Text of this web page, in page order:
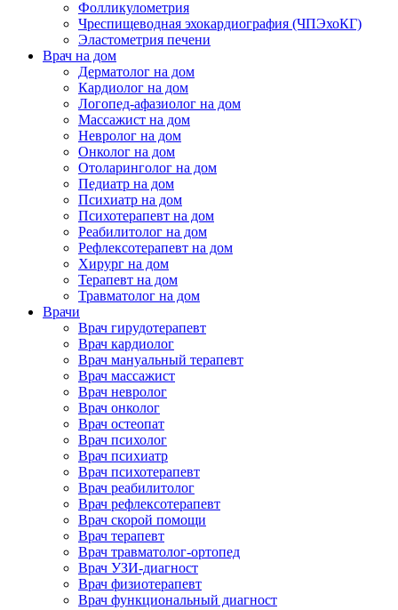
Фолликулометрия
Чреспищеводная эхокардиография (ЧПЭхоКГ)
Эластометрия печени
Врач на дом
Дерматолог на дом
Кардиолог на дом
Логопед-афазиолог на дом
Массажист на дом
Невролог на дом
Онколог на дом
Отоларинголог на дом
Педиатр на дом
Психиатр на дом
Психотерапевт на дом
Реабилитолог на дом
Рефлексотерапевт на дом
Хирург на дом
Терапевт на дом
Травматолог на дом
Врачи
Врач гирудотерапевт
Врач кардиолог
Врач мануальный терапевт
Врач массажист
Врач невролог
Врач онколог
Врач остеопат
Врач психолог
Врач психиатр
Врач психотерапевт
Врач реабилитолог
Врач рефлексотерапевт
Врач скорой помощи
Врач терапевт
Врач травматолог-ортопед
Врач УЗИ-диагност
Врач физиотерапевт
Врач функциональный диагност